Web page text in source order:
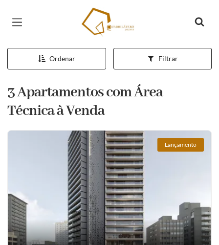
Página inicial
Ordenar Filtrar
3 Apartamentos com Área
Técnica à Venda
Lançamento